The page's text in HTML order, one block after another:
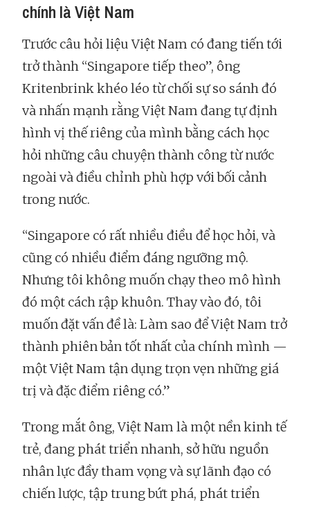
chính là Việt Nam
Trước câu hỏi liệu Việt Nam có đang tiến tới
trở thành “Singapore tiếp theo”, ông
Kritenbrink khéo léo từ chối sự so sánh đó
và nhấn mạnh rằng Việt Nam đang tự định
hình vị thế riêng của mình bằng cách học
hỏi những câu chuyện thành công từ nước
ngoài và điều chỉnh phù hợp với bối cảnh
trong nước.
“Singapore có rất nhiều điều để học hỏi, và
cũng có nhiều điểm đáng ngưỡng mộ.
Nhưng tôi không muốn chạy theo mô hình
đó một cách rập khuôn. Thay vào đó, tôi
muốn đặt vấn đề là: Làm sao để Việt Nam trở
thành phiên bản tốt nhất của chính mình —
một Việt Nam tận dụng trọn vẹn những giá
trị và đặc điểm riêng có.”
Trong mắt ông, Việt Nam là một nền kinh tế
trẻ, đang phát triển nhanh, sở hữu nguồn
nhân lực đầy tham vọng và sự lãnh đạo có
chiến lược, tập trung bứt phá, phát triển